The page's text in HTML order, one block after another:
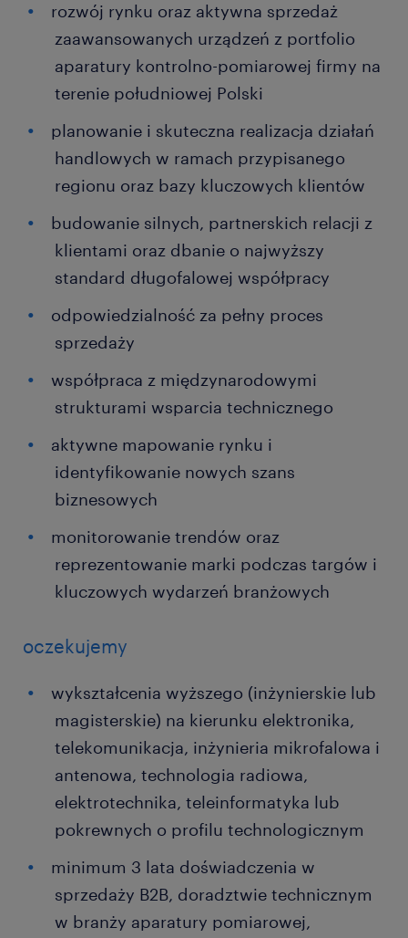
rozwój rynku oraz aktywna sprzedaż
zaawansowanych urządzeń z portfolio
aparatury kontrolno-pomiarowej firmy na
terenie południowej Polski
planowanie i skuteczna realizacja działań
handlowych w ramach przypisanego
regionu oraz bazy kluczowych klientów
budowanie silnych, partnerskich relacji z
klientami oraz dbanie o najwyższy
standard długofalowej współpracy
odpowiedzialność za pełny proces
sprzedaży
współpraca z międzynarodowymi
strukturami wsparcia technicznego
aktywne mapowanie rynku i
identyfikowanie nowych szans
biznesowych
monitorowanie trendów oraz
reprezentowanie marki podczas targów i
kluczowych wydarzeń branżowych
oczekujemy
wykształcenia wyższego (inżynierskie lub
magisterskie) na kierunku elektronika,
telekomunikacja, inżynieria mikrofalowa i
antenowa, technologia radiowa,
elektrotechnika, teleinformatyka lub
pokrewnych o profilu technologicznym
minimum 3 lata doświadczenia w
sprzedaży B2B, doradztwie technicznym
w branży aparatury pomiarowej,